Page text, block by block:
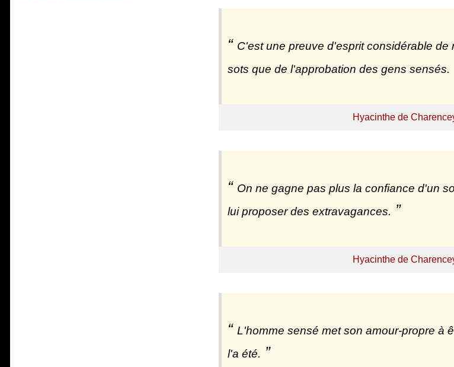
C'est une preuve d'esprit considérable
sots que de l'approbation des gens sensés.
Hyacinthe de
On ne gagne pas plus la confiance d'un
lui proposer des extravagances.
Hyacinthe de
L'homme sensé met son amour-propre à
l'a été.